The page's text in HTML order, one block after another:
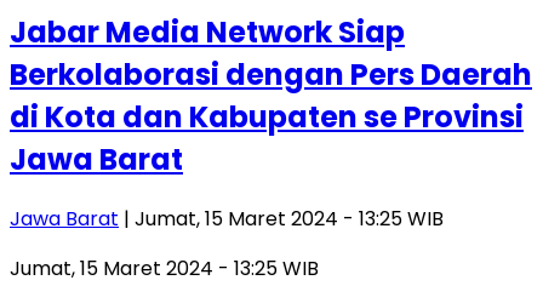
Jabar Media Network Siap
Berkolaborasi dengan Pers Daerah
di Kota dan Kabupaten se Provinsi
Jawa Barat
Jawa Barat | Jumat, 15 Maret 2024 - 13:25 WIB
Jumat, 15 Maret 2024 - 13:25 WIB